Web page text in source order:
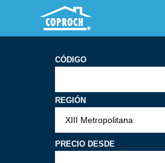
CÓDIGO
REGIÓN
PRECIO DESDE